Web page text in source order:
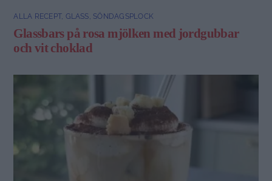
ALLA RECEPT, GLASS SÖNDAGSPLOCK
Glassbars på rosa mjölken med jordgubbar
och vit choklad